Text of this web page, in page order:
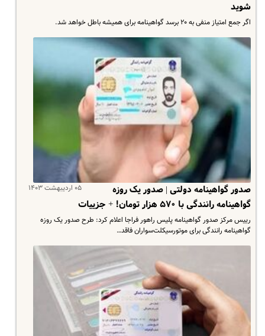
شوید
اگر جمع امتیاز منفی به ۲۰ برسد گواهینامه برای همیشه باطل خواهد شد.
۰۵ اردیبهشت ۱۴۰۳
صدور گواهینامه دولتی | صدور یک روزه
گواهینامه رانندگی با ۵۷۰ هزار تومان! + جزییات
رییس مرکز صدور گواهینامه پلیس راهور فراجا اعلام کرد: طرح صدور یک روزه
گواهینامه رانندگی برای موتورسیکلت‌سواران فاقد…